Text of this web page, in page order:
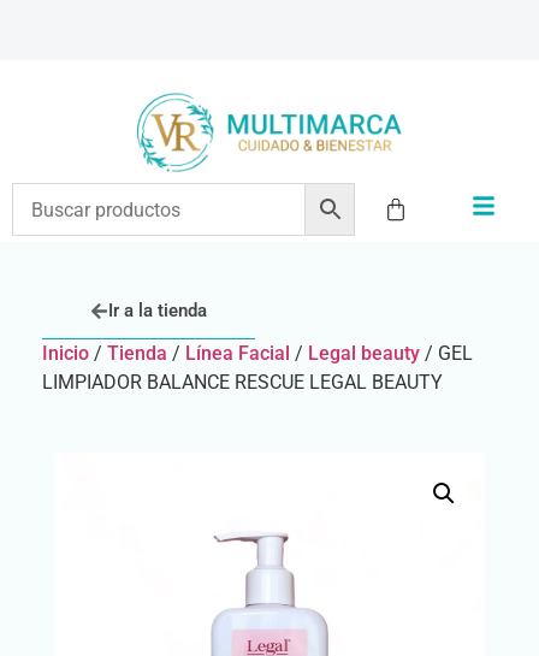
Ir a la tienda
Inicio / Tienda / Línea Facial / Legal beauty / GEL
LIMPIADOR BALANCE RESCUE LEGAL BEAUTY